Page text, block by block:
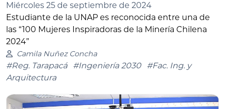
Miércoles 25 de septiembre de 2024
Estudiante de la UNAP es reconocida entre una de
las “100 Mujeres Inspiradoras de la Minería Chilena
2024”
Camila Nuñez Concha
#Reg. Tarapacá #Ingeniería 2030
#Fac. Ing. y
Arquitectura